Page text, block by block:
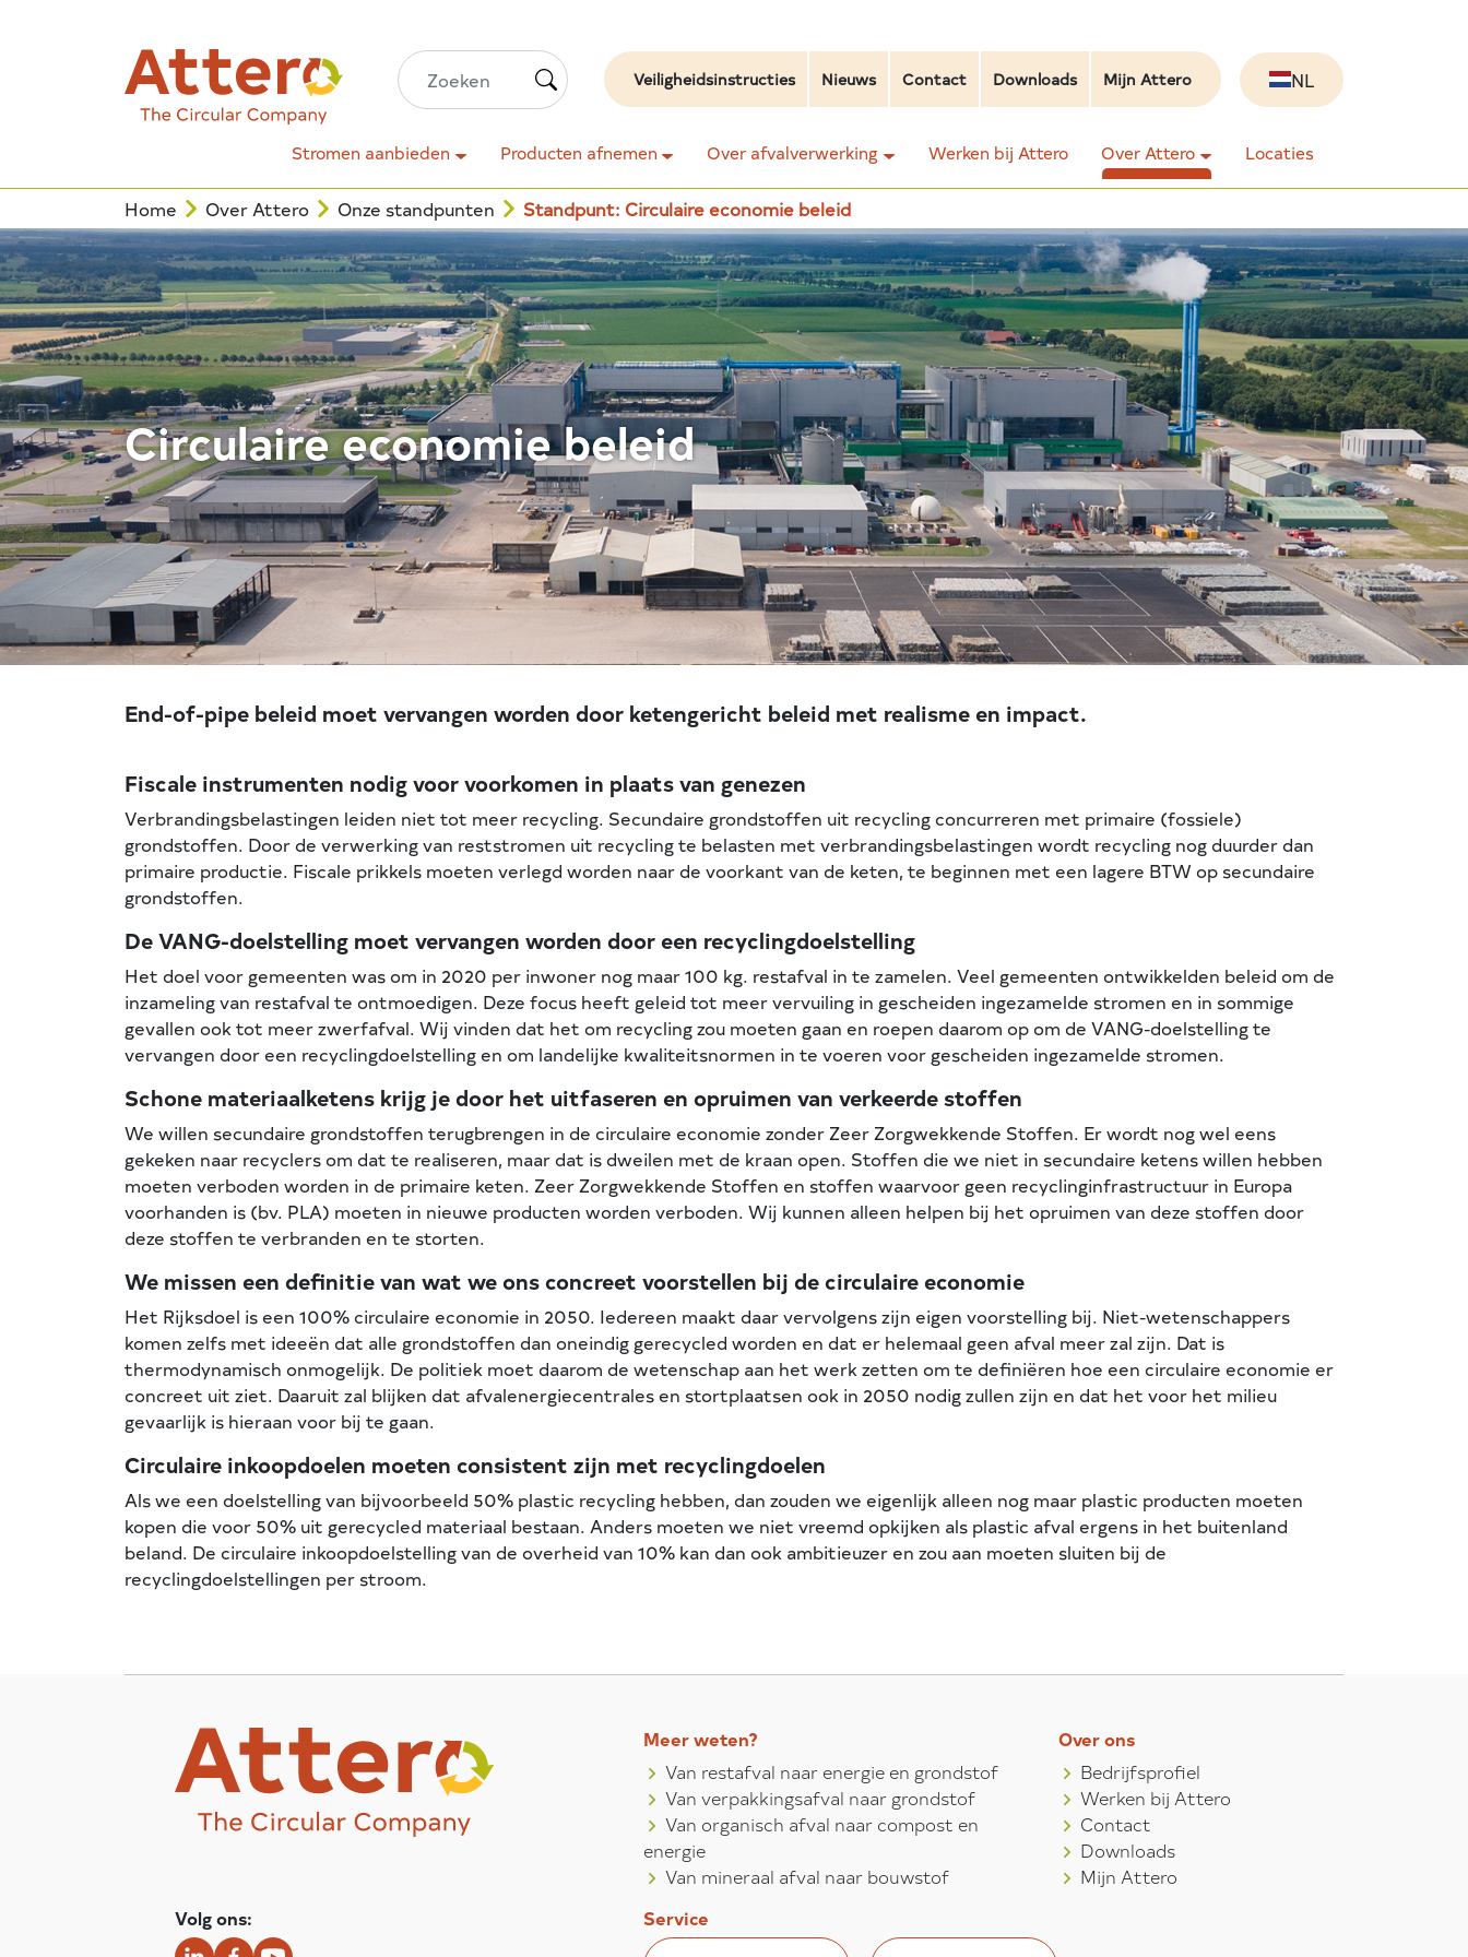
Veiligheidsinstructies Nieuws Contact Downloads Mijn Attero NL
Stromen aanbieden Producten afnemen Over afvalverwerking Werken bij Attero Over Attero Locaties
Home Over Attero Onze standpunten Standpunt: Circulaire economie beleid
Circulaire economie beleid
End-of-pipe beleid moet vervangen worden door ketengericht beleid met realisme en impact.
Fiscale instrumenten nodig voor voorkomen in plaats van genezen
Verbrandingsbelastingen leiden niet tot meer recycling. Secundaire grondstoffen uit recycling concurreren met primaire (fossiele)
grondstoffen. Door de verwerking van reststromen uit recycling te belasten met verbrandingsbelastingen wordt recycling nog duurder dan
primaire productie. Fiscale prikkels moeten verlegd worden naar de voorkant van de keten, te beginnen met een lagere BTW op secundaire
grondstoffen.
De VANG-doelstelling moet vervangen worden door een recyclingdoelstelling
Het doel voor gemeenten was om in 2020 per inwoner nog maar 100 kg. restafval in te zamelen. Veel gemeenten ontwikkelden beleid om de
inzameling van restafval te ontmoedigen. Deze focus heeft geleid tot meer vervuiling in gescheiden ingezamelde stromen en in sommige
gevallen ook tot meer zwerfafval. Wij vinden dat het om recycling zou moeten gaan en roepen daarom op om de VANG-doelstelling te
vervangen door een recyclingdoelstelling en om landelijke kwaliteitsnormen in te voeren voor gescheiden ingezamelde stromen.
Schone materiaalketens krijg je door het uitfaseren en opruimen van verkeerde stoffen
We willen secundaire grondstoffen terugbrengen in de circulaire economie zonder Zeer Zorgwekkende Stoffen. Er wordt nog wel eens
gekeken naar recyclers om dat te realiseren, maar dat is dweilen met de kraan open. Stoffen die we niet in secundaire ketens willen hebben
moeten verboden worden in de primaire keten. Zeer Zorgwekkende Stoffen en stoffen waarvoor geen recyclinginfrastructuur in Europa
voorhanden is (bv. PLA) moeten in nieuwe producten worden verboden. Wij kunnen alleen helpen bij het opruimen van deze stoffen door
deze stoffen te verbranden en te storten.
We missen een definitie van wat we ons concreet voorstellen bij de circulaire economie
Het Rijksdoel is een 100% circulaire economie in 2050. Iedereen maakt daar vervolgens zijn eigen voorstelling bij. Niet-wetenschappers
komen zelfs met ideeën dat alle grondstoffen dan oneindig gerecycled worden en dat er helemaal geen afval meer zal zijn. Dat is
thermodynamisch onmogelijk. De politiek moet daarom de wetenschap aan het werk zetten om te definiëren hoe een circulaire economie er
concreet uit ziet. Daaruit zal blijken dat afvalenergiecentrales en stortplaatsen ook in 2050 nodig zullen zijn en dat het voor het milieu
gevaarlijk is hieraan voor bij te gaan.
Circulaire inkoopdoelen moeten consistent zijn met recyclingdoelen
Als we een doelstelling van bijvoorbeeld 50% plastic recycling hebben, dan zouden we eigenlijk alleen nog maar plastic producten moeten
kopen die voor 50% uit gerecycled materiaal bestaan. Anders moeten we niet vreemd opkijken als plastic afval ergens in het buitenland
beland. De circulaire inkoopdoelstelling van de overheid van 10% kan dan ook ambitieuzer en zou aan moeten sluiten bij de
recyclingdoelstellingen per stroom.
Meer weten?
Van restafval naar energie en grondstof
Van verpakkingsafval naar grondstof
Van organisch afval naar compost en
energie
Van mineraal afval naar bouwstof
Over ons
Bedrijfsprofiel
Werken bij Attero
Contact
Downloads
Mijn Attero
Volg ons:
Service